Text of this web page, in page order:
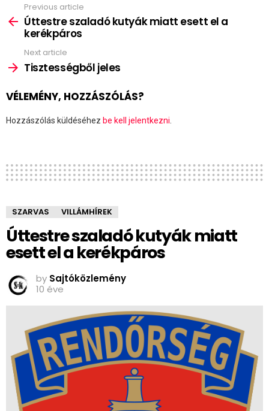
more
Previous article
Úttestre szaladó kutyák miatt esett el a
kerékpáros
Next article
Tisztességből jeles
VÉLEMÉNY, HOZZÁSZÓLÁS?
Hozzászólás küldéséhez be kell jelentkezni
SZARVAS VILLÁMHÍREK
Úttestre szaladó kutyák miatt
esett el a kerékpáros
by Sajtóközlemény
10 éve